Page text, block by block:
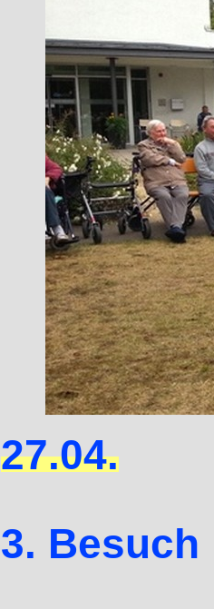
27.04.
3.